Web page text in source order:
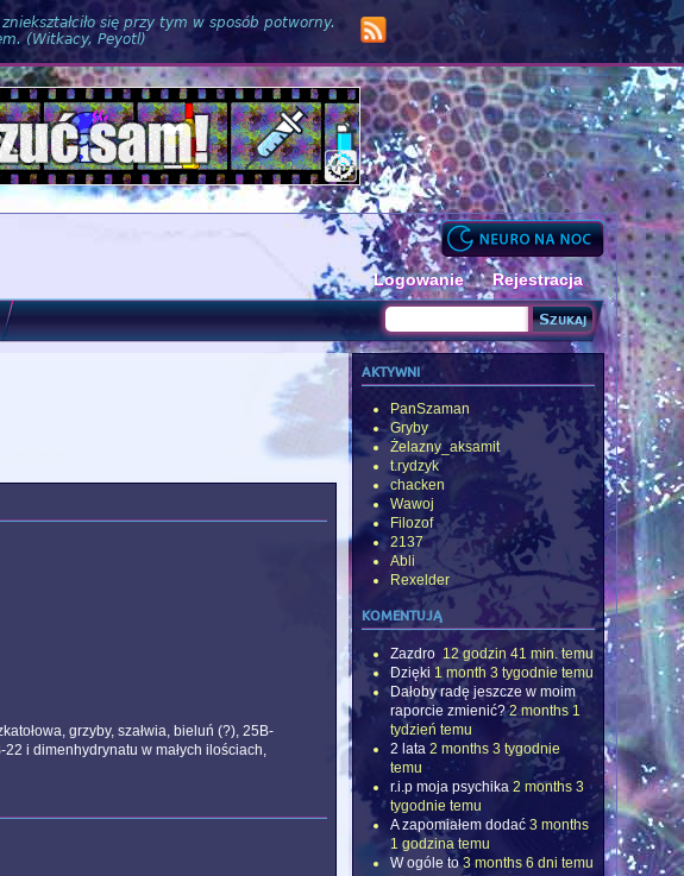
się przy tym w sposób potworny.
(Witkacy, Peyotl)
Logowanie Rejestracja
Formularz wyszukiwania
grzyby, szałwia, bieluń (?), 25B-
i dimenhydrynatu w małych ilościach,
aktywni
PanSzaman
Gryby
Żelazny_aksamit
t.rydzyk
chacken
Wawoj
Filozof
2137
Abli
Rexelder
komentują
Zazdro 12 godzin 41 min. temu
Dzięki 1 month 3 tygodnie temu
Dałoby radę jeszcze w moim
raporcie zmienić? 2 months 1
tydzień temu
2 lata 2 months 3 tygodnie
temu
r.i.p moja psychika 2 months 3
tygodnie temu
A zapomiałem dodać 3 months
1 godzina temu
W ogóle to 3 months 6 dni temu